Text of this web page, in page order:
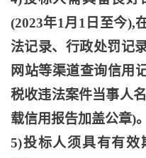
(2023年1月1日至今),
法记录、行政处罚记
网站等渠道查询信用
税收违法案件当事人
载信用报告加盖公章)。
5)投标人须具有有效